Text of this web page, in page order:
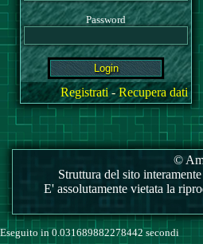
Password
Registrati-Recupera dati
©
Struttura del sito
E' assolutamente vietata la
Eseguito in 0.031689882278442 secondi